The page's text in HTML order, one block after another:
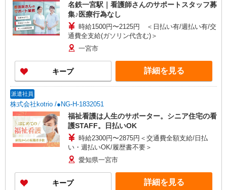
名鉄一宮駅｜看護師さんのサポートスタッフ募
集♪医療行為なし
時給1500円〜2125円 ＜日払い有/週払い有/交
通費全支給(ガソリン代含む)＞
一宮市
キープ 詳細を見る
派遣社員
株式会社kotrio /●NG-H-1832051
福祉看護は人生のサポーター。シニア住宅の看
護STAFF。日払いOK
時給2300円〜2875円＜交通費全額支給/日払
い・週払いOK/履歴書不要＞
愛知県一宮市
キープ 詳細を見る